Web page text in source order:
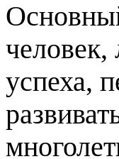
успеха,